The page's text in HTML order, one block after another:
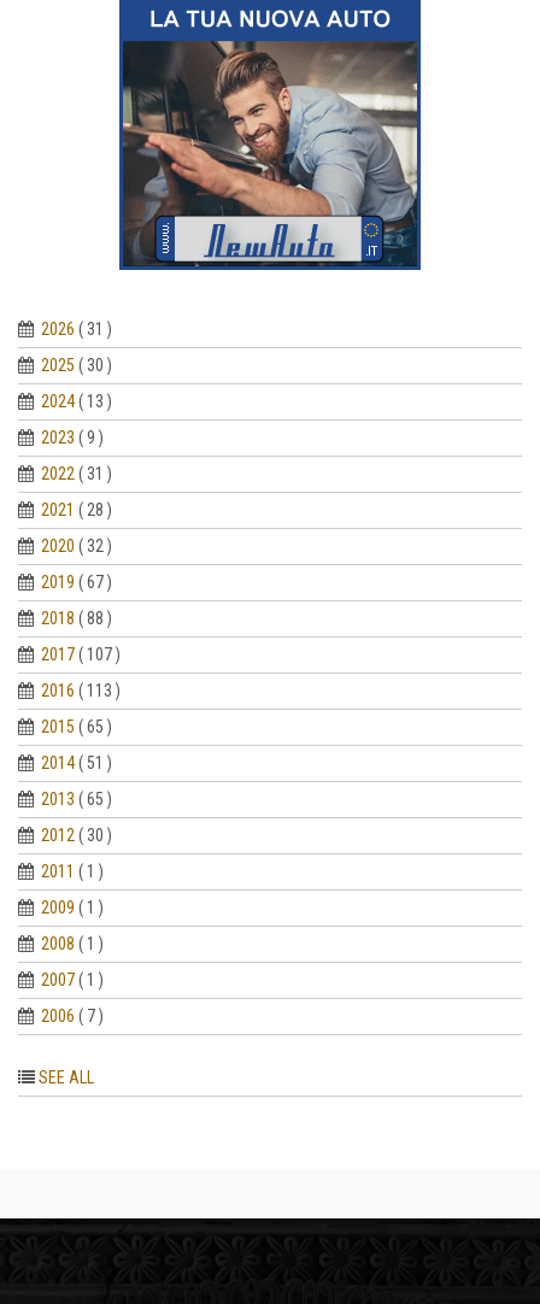
2026 ( 31 )
2025 ( 30 )
2024( 13 )
2023 ( 9 )
2022 ( 31 )
2021 ( 28 )
2020 ( 32 )
2019 ( 67 )
2018 ( 88 )
2017( 107 )
2016 ( 113 )
2015 ( 65 )
2014( 51 )
2013 ( 65 )
2012 ( 30 )
2011 ( 1 )
2009 ( 1 )
2008 ( 1 )
2007( 1 )
2006 ( 7 )
SEE ALL